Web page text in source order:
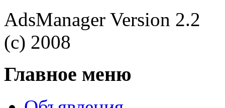
AdsManager Version 2.2
(c) 2008
Главное меню